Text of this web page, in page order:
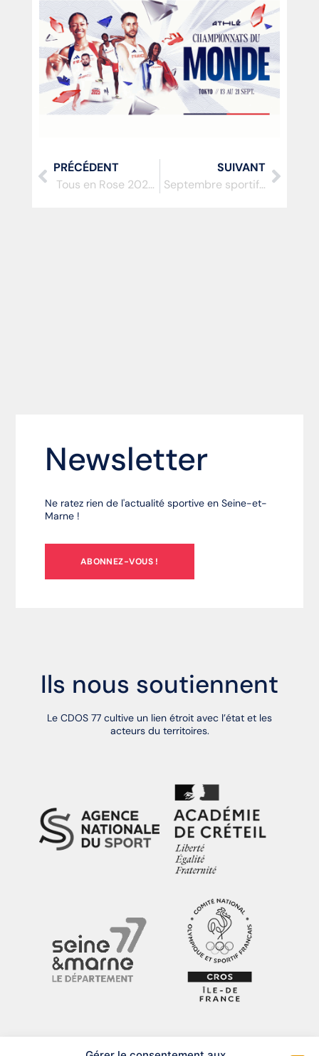
PRÉCÉDENT
Tous en Rose 2025 – Samedi 18 octobre
SUIVANT
Septembre sportif…
Newsletter
Ne ratez rien de l'actualité sportive en Seine-et-
Marne !
ABONNEZ-VOUS !
Ils nous soutiennent
Le CDOS 77 cultive un lien étroit avec l’état et les
acteurs du territoires.